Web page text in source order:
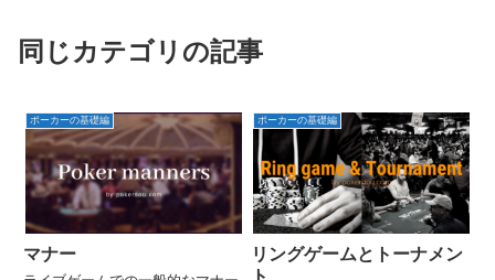
同じカテゴリの記事
ポーカーの基礎編
マナー
ポーカーの基礎編
リングゲームとトーナメン
ト